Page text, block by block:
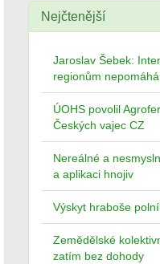
Nejčtenější
Jaroslav Šebek:
regionům nepomáhá
ÚOHS povolil
Českých vajec CZ
Nereálné a
a aplikaci hnojiv
Výskyt hraboše
Zemědělské
zatím bez dohody